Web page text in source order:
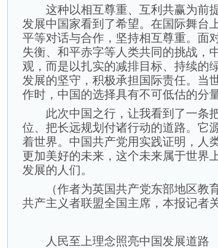
这种以相互尊重、互利共赢为前
发展中国家看到了希望。在国际舞台
平等对话与合作，坚持相互尊重。面
失衡、和平赤字等人类共同的挑战，
观，而是以扎实的减排目标、持续的
发展的坚守，积极承担国际责任。当
作时，中国的选择具有不可低估的分
此次中国之行，让我看到了一条
位、把长远规划付诸行动的道路。它
着世界。中国共产党用实践证明，人
更加美好的未来，这个未来属于世界
发展的人们。
（作者为英国共产党东部地区教
共产主义者联盟全国主席，本报记者
人民至上理念照亮中国发展道路